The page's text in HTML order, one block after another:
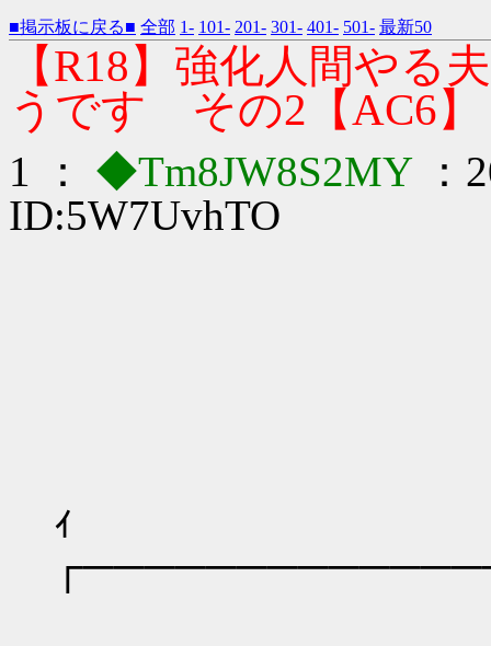
■掲示板に戻る■ 全部 1- 101- 201- 301- 401- 501- 最新50
【R18】強化人間やる
うです その2【AC6】
1 ： ◆Tm8JW8S2MY
：
ID:5W7UvhTO
,--